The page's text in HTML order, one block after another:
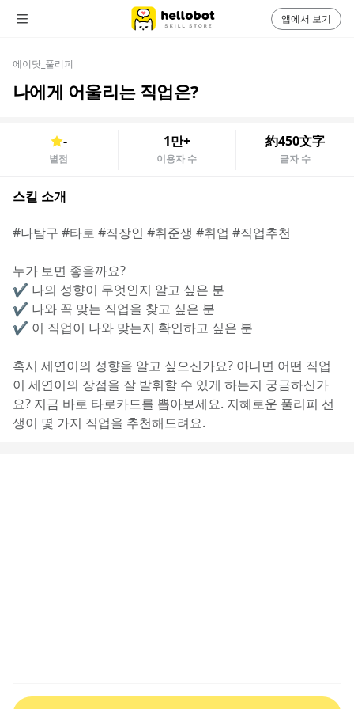
에이닷_풀리피
나에게 어울리는 직업은?
-
별점
1만+
이용자 수
約450文字
글자 수
스킬 소개
#나탐구 #타로 #직장인 #취준생 #취업 #직업추천
누가 보면 좋을까요?
✔️ 나의 성향이 무엇인지 알고 싶은 분
✔️ 나와 꼭 맞는 직업을 찾고 싶은 분
✔️ 이 직업이 나와 맞는지 확인하고 싶은 분
혹시 세연이의 성향을 알고 싶으신가요? 아니면 어떤 직업
이 세연이의 장점을 잘 발휘할 수 있게 하는지 궁금하신가
요? 지금 바로 타로카드를 뽑아보세요. 지혜로운 풀리피 선
생이 몇 가지 직업을 추천해드려요.
앱에서 보기